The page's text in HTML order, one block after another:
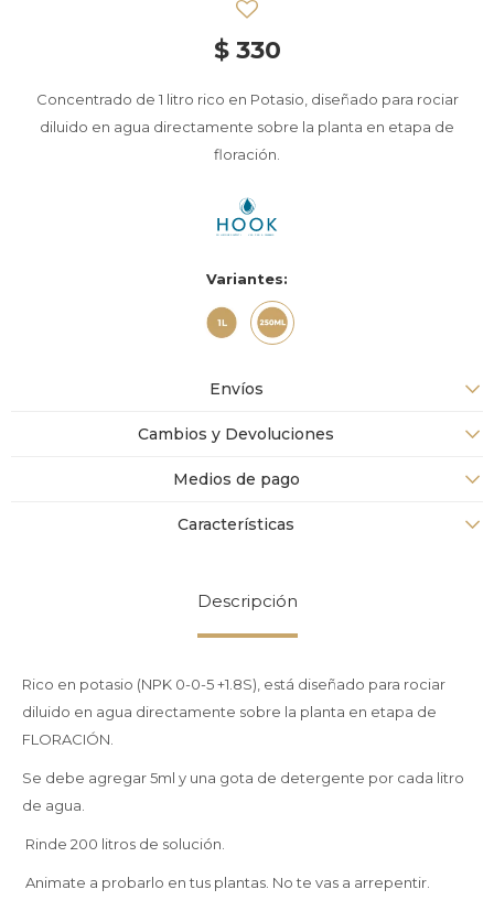
$ 330
Concentrado de 1 litro rico en Potasio, diseñado para rociar
diluido en agua directamente sobre la planta en etapa de
floración.
Variantes:
Envíos
Cambios y Devoluciones
Medios de pago
Características
Descripción
Rico en potasio (NPK 0-0-5 +1.8S), está diseñado para rociar
diluido en agua directamente sobre la planta en etapa de
FLORACIÓN.
Se debe agregar 5ml y una gota de detergente por cada litro
de agua.
Rinde 200 litros de solución.
Animate a probarlo en tus plantas. No te vas a arrepentir.